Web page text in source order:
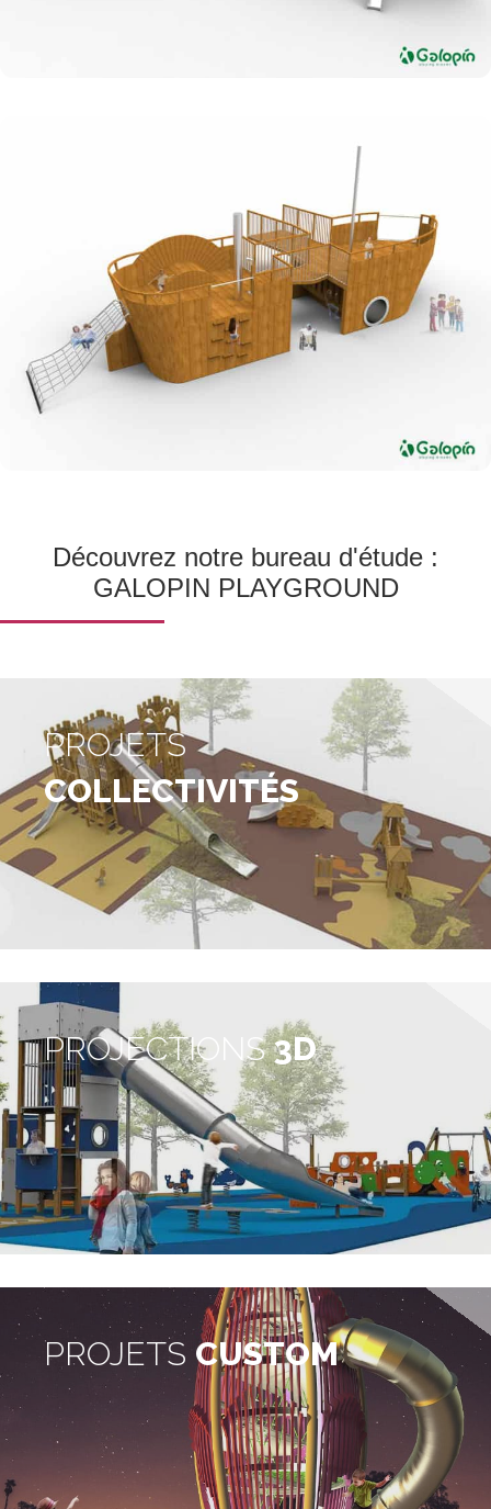
Découvrez notre bureau d'étude :
GALOPIN PLAYGROUND
PROJETS
COLLECTIVITÉS
PROJECTIONS3D
PROJETS CUSTOM